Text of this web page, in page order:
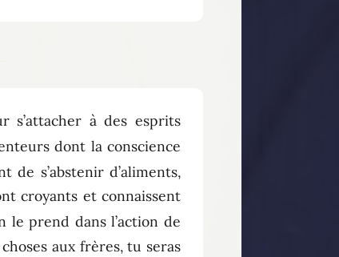
s’attacher à des esprits
dont la conscience
s’abstenir d’aliments,
croyants et connaissent
prend dans l’action de
aux frères, tu seras